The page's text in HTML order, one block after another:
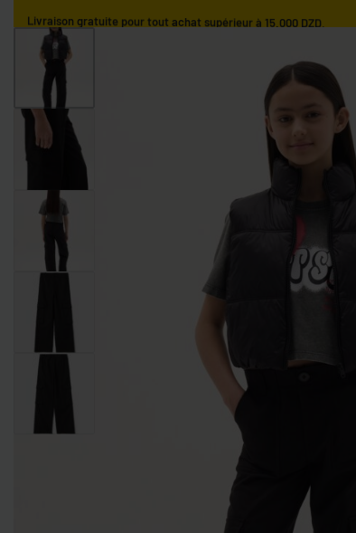
Livraison gratuite pour tout achat supérieur à 15.000 DZD.
ACCUEIL FILLES
GARÇONS 0-9 MOIS GARÇONS 9-36 MOIS
FILLES 0-9 MOIS FILLES 9-36 MOIS FILLES 3-10 ANS